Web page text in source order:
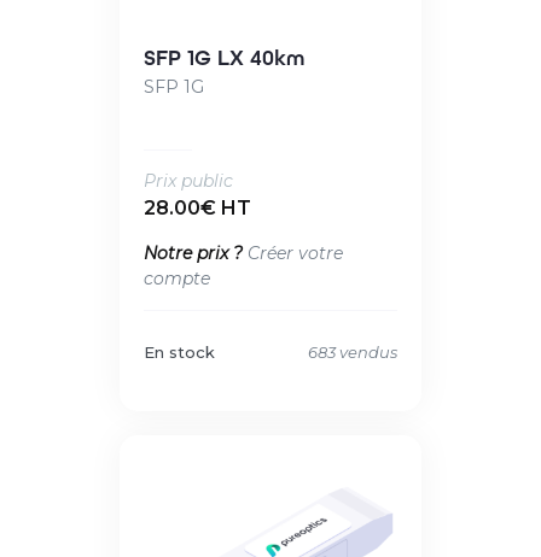
SFP 1G LX 40km
SFP 1G
Prix public
28.00€ HT
Notre prix ? Créer votre
compte
En stock 683 vendus